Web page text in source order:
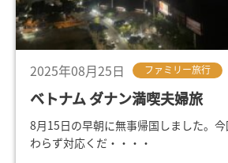
2025年08月25日 ファミリー旅行
ベトナム ダナン満喫夫婦旅
8月15日の早朝に無事帰国しました。
わらず対応くだ・・・・